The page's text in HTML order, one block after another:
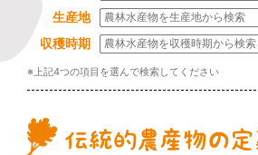
生産地
収穫時期
※上記4つの項目を選んで検索してください